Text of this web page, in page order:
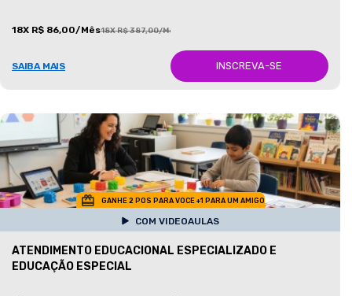
18X R$ 86,00/Mês18X R$ 387,00/Mês
SAIBA MAIS INSCREVA-SE
GANHE 2 POS PARA VOCE +1 PARA UM AMIGO
COM VIDEOAULAS
ATENDIMENTO EDUCACIONAL ESPECIALIZADO E
EDUCAÇÃO ESPECIAL